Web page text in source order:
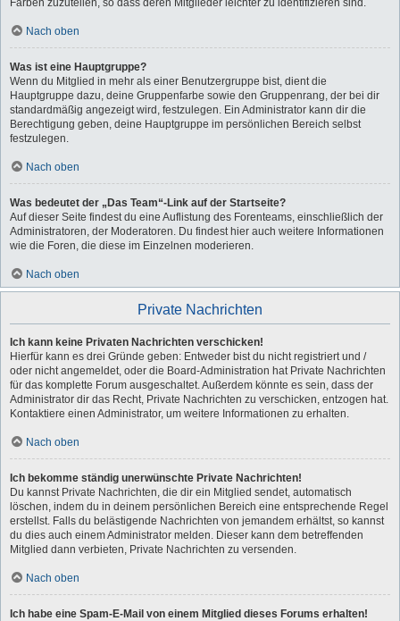
Farben zuzuteilen, so dass deren Mitglieder leichter zu identifizieren sind.
Nach oben
Was ist eine Hauptgruppe?
Wenn du Mitglied in mehr als einer Benutzergruppe bist, dient die
Hauptgruppe dazu, deine Gruppenfarbe sowie den Gruppenrang, der bei dir
standardmäßig angezeigt wird, festzulegen. Ein Administrator kann dir die
Berechtigung geben, deine Hauptgruppe im persönlichen Bereich selbst
festzulegen.
Nach oben
Was bedeutet der „Das Team“-Link auf der Startseite?
Auf dieser Seite findest du eine Auflistung des Forenteams, einschließlich der
Administratoren, der Moderatoren. Du findest hier auch weitere Informationen
wie die Foren, die diese im Einzelnen moderieren.
Nach oben
Private Nachrichten
Ich kann keine Privaten Nachrichten verschicken!
Hierfür kann es drei Gründe geben: Entweder bist du nicht registriert und /
oder nicht angemeldet, oder die Board-Administration hat Private Nachrichten
für das komplette Forum ausgeschaltet. Außerdem könnte es sein, dass der
Administrator dir das Recht, Private Nachrichten zu verschicken, entzogen hat.
Kontaktiere einen Administrator, um weitere Informationen zu erhalten.
Nach oben
Ich bekomme ständig unerwünschte Private Nachrichten!
Du kannst Private Nachrichten, die dir ein Mitglied sendet, automatisch
löschen, indem du in deinem persönlichen Bereich eine entsprechende Regel
erstellst. Falls du belästigende Nachrichten von jemandem erhältst, so kannst
du dies auch einem Administrator melden. Dieser kann dem betreffenden
Mitglied dann verbieten, Private Nachrichten zu versenden.
Nach oben
Ich habe eine Spam-E-Mail von einem Mitglied dieses Forums erhalten!